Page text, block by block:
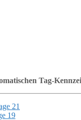
Tag-
21
19